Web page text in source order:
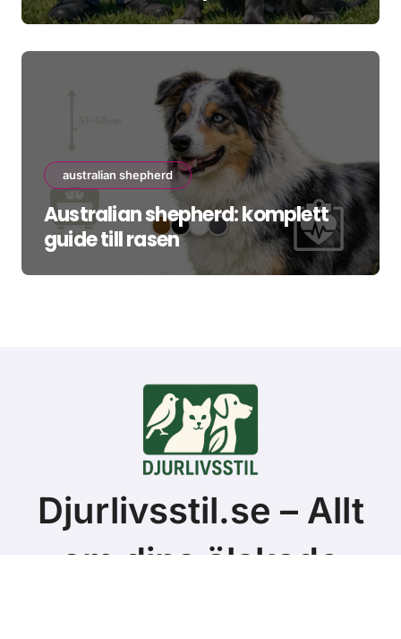
australian shepherd
Australian shepherd: komplett
guide till rasen
Djurlivsstil.se – Allt
om dina älskade